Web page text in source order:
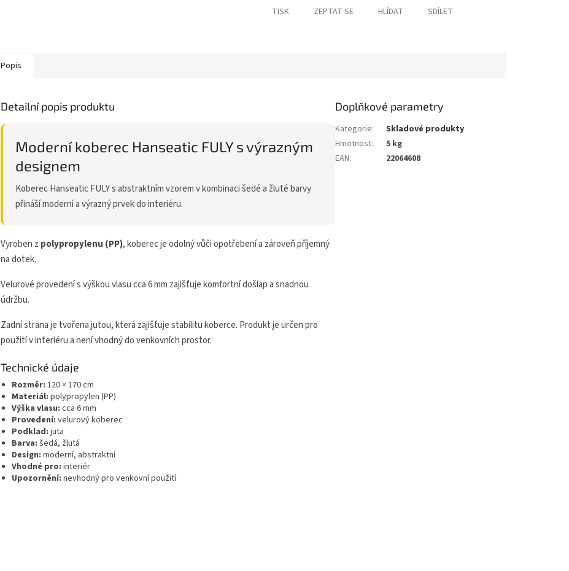
TISK ZEPTAT SE HLÍDAT SDÍLET
Popis
Detailní popis produktu
Moderní koberec Hanseatic FULY s výrazným
designem
Koberec Hanseatic FULY s abstraktním vzorem v kombinaci šedé a žluté barvy
přináší moderní a výrazný prvek do interiéru.
Vyroben z polypropylenu (PP), koberec je odolný vůči opotřebení a zároveň příjemný
na dotek.
Velurové provedení s výškou vlasu cca 6 mm zajišťuje komfortní došlap a snadnou
údržbu.
Zadní strana je tvořena jutou, která zajišťuje stabilitu koberce. Produkt je určen pro
použití v interiéru a není vhodný do venkovních prostor.
Technické údaje
Rozměr: 120 × 170 cm
Materiál: polypropylen (PP)
Výška vlasu: cca 6 mm
Provedení: velurový koberec
Podklad: juta
Barva: šedá, žlutá
Design: moderní, abstraktní
Vhodné pro: interiér
Upozornění: nevhodný pro venkovní použití
Doplňkové parametry
Kategorie:
Skladové produkty
Hmotnost:
5 kg
EAN: 22064608